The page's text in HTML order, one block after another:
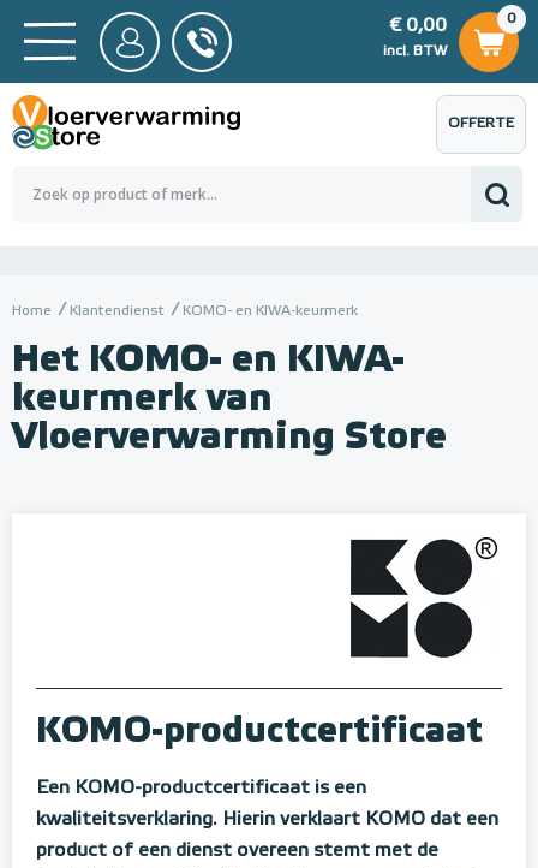
BTW
0,00
0
€ 0,00
incl. BTW
€ 0,00
OFFERTE
AANVRAGEN
Home Klantendienst KOMO- en KIWA-keurmerk
Het KOMO- en KIWA-
keurmerk van
Vloerverwarming Store
KOMO-productcertificaat
Een KOMO-productcertificaat is een
kwaliteitsverklaring. Hierin verklaart KOMO dat een
product of een dienst overeen stemt met de